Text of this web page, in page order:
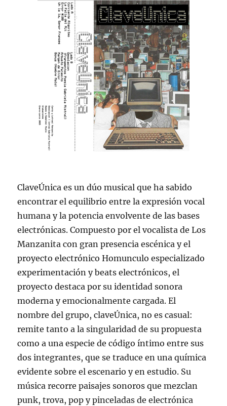
ClaveÚnica es un dúo musical que ha sabido
encontrar el equilibrio entre la expresión vocal
humana y la potencia envolvente de las bases
electrónicas. Compuesto por el vocalista de Los
Manzanita con gran presencia escénica y el
proyecto electrónico Homunculo especializado
experimentación y beats electrónicos, el
proyecto destaca por su identidad sonora
moderna y emocionalmente cargada. El
nombre del grupo, claveÚnica, no es casual:
remite tanto a la singularidad de su propuesta
como a una especie de código íntimo entre sus
dos integrantes, que se traduce en una química
evidente sobre el escenario y en estudio. Su
música recorre paisajes sonoros que mezclan
punk, trova, pop y pinceladas de electrónica